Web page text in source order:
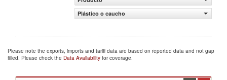
Plástico o caucho
Please note the exports, imports and tariff data are based on reported data and not gap
filled. Please check the Data Availability for coverage.